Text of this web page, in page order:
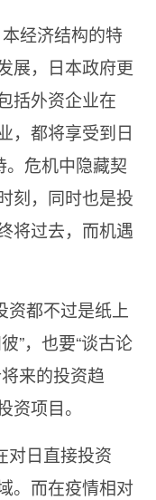
经济结构的特
展，日本政府更
括外资企业在
，都将享受到日
。危机中隐藏契
刻，同时也是投
将过去，而机遇
资都不过是纸上
”，也要“谈古论
来的投资趋
项目。
对日直接投资
。而在疫情相对